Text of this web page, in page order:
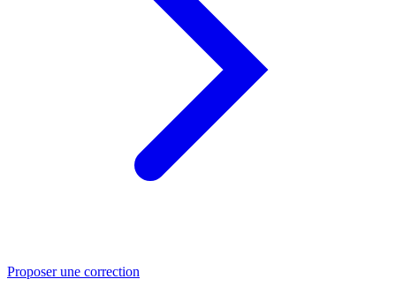
Proposer une correction